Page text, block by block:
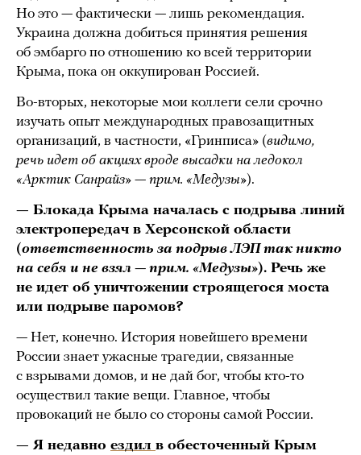
Но это — фактически — лишь рекомендация.
Украина должна добиться принятия решения
об эмбарго по отношению ко всей территории
Крыма, пока он оккупирован Россией.
Во-вторых, некоторые мои коллеги сели срочно
изучать опыт международных правозащитных
организаций, в частности, «Гринписа» (видимо,
речь идет об акциях вроде высадки на ледокол
«Арктик Санрайз» — прим. «Медузы»).
— Блокада Крыма началась с подрыва линий
электропередач в Херсонской области
(ответственность за подрыв ЛЭП так никто
на себя и не взял — прим. «Медузы»). Речь же
не идет об уничтожении строящегося моста
или подрыве паромов?
— Нет, конечно. История новейшего времени
России знает ужасные трагедии, связанные
с взрывами домов, и не дай бог, чтобы кто-то
осуществил такие вещи. Главное, чтобы
провокаций не было со стороны самой России.
— Я недавно ездил в обесточенный Крым